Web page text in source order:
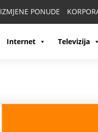
IZMJENE PONUDE
Internet Televizija